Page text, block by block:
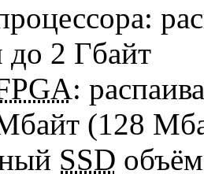
2 Гбайт
:
(128
SSD